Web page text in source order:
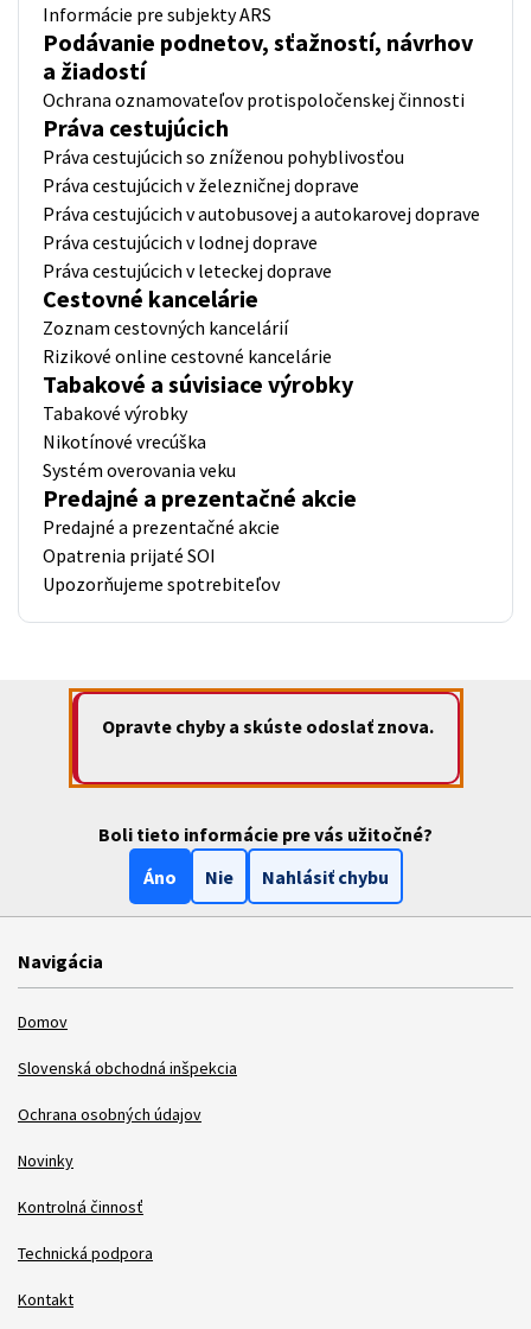
Informácie pre subjekty ARS
Podávanie podnetov, sťažností, návrhov
a žiadostí
Ochrana oznamovateľov protispoločenskej činnosti
Práva cestujúcich
Práva cestujúcich so zníženou pohyblivosťou
Práva cestujúcich v železničnej doprave
Práva cestujúcich v autobusovej a autokarovej doprave
Práva cestujúcich v lodnej doprave
Práva cestujúcich v leteckej doprave
Cestovné kancelárie
Zoznam cestovných kancelárií
Rizikové online cestovné kancelárie
Tabakové a súvisiace výrobky
Tabakové výrobky
Nikotínové vrecúška
Systém overovania veku
Predajné a prezentačné akcie
Predajné a prezentačné akcie
Opatrenia prijaté SOI
Upozorňujeme spotrebiteľov
Opravte chyby a skúste odoslať znova.
Boli tieto informácie pre vás užitočné?
Áno
Nie Nahlásiť chybu
Navigácia
Domov
Slovenská obchodná inšpekcia
Ochrana osobných údajov
Novinky
Kontrolná činnosť
Technická podpora
Kontakt